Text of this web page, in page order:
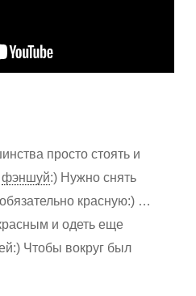
просто стоять и
фэншуй:) Нужно снять
красную:) …
и одеть еще
Чтобы вокруг был